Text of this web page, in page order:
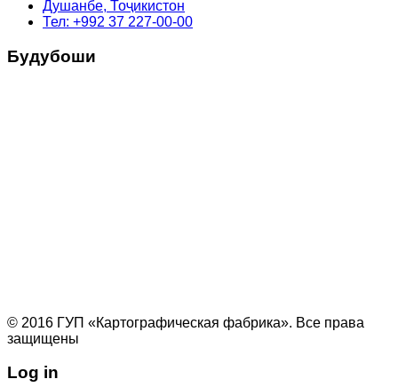
Душанбе, Тоҷикистон
Тел: +992 37 227-00-00
Будубоши
© 2016 ГУП «Картографическая фабрика». Все права
защищены
Log in